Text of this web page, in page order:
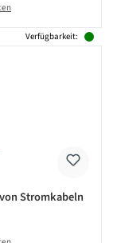
Verfügbarkeit:
Stromkabeln